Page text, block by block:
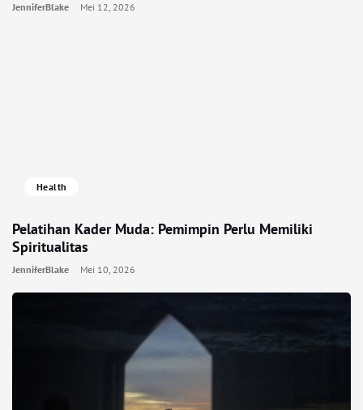
JenniferBlake Mei 12, 2026
Health
Pelatihan Kader Muda: Pemimpin Perlu Memiliki
Spiritualitas
JenniferBlake Mei 10, 2026